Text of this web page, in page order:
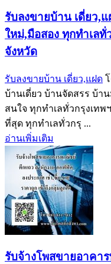
รับลงขายบ้าน เดี่ยว,
ใหม่,มือสอง ทุกทำเล
จังหวัด
รับลงขายบ้าน เดี่ยว,แฝด
บ้านเดี่ยว บ้านจัดสรร บ้า
สนใจ ทุกทำเลทั่วกรุงเท
ที่สุด ทุกทำเลทั่วกรุ ...
อ่านเพิ่มเติม
รับจ้างโพสขายอาคา